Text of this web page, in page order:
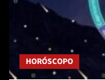
HORÓSCOPO